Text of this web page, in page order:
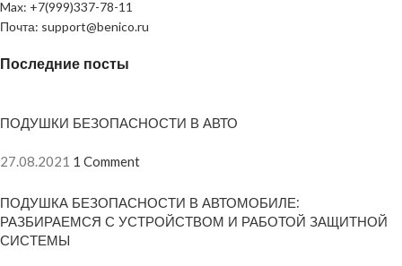
Max: +7(999)337-78-11
Почта: support@benico.ru
Последние посты
ПОДУШКИ БЕЗОПАСНОСТИ В АВТО
27.08.2021 1 Comment
ПОДУШКА БЕЗОПАСНОСТИ В АВТОМОБИЛЕ:
РАЗБИРАЕМСЯ С УСТРОЙСТВОМ И РАБОТОЙ ЗАЩИТНОЙ
СИСТЕМЫ